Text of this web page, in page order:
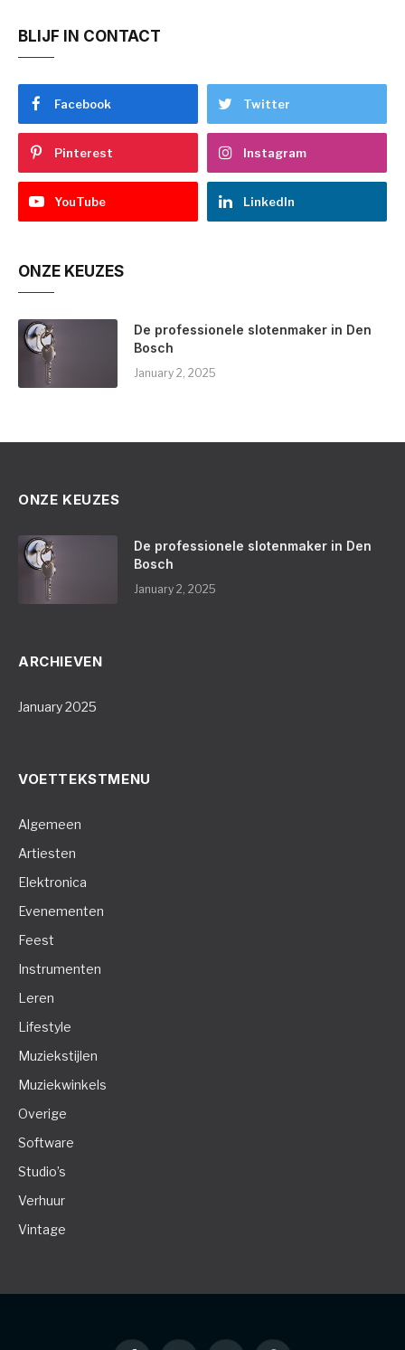
BLIJF IN CONTACT
Facebook Twitter
Pinterest Instagram
YouTube LinkedIn
ONZE KEUZES
De professionele slotenmaker in Den
Bosch
January 2, 2025
ONZE KEUZES
De professionele slotenmaker in Den
Bosch
January 2, 2025
ARCHIEVEN
January 2025
VOETTEKSTMENU
Algemeen
Artiesten
Elektronica
Evenementen
Feest
Instrumenten
Leren
Lifestyle
Muziekstijlen
Muziekwinkels
Overige
Software
Studio’s
Verhuur
Vintage